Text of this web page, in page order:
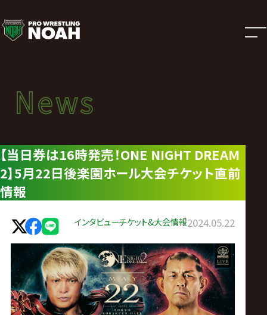
ニ
ュ
ー
ス
|
プ
ロ
レ
ス
News
ニュース
News
【当日券は16時発売！ONE NIGHT DREAM
2】5月22日後楽園ホール大会チケット直前
情報
インタビューチケット&大会情報2024.05.22